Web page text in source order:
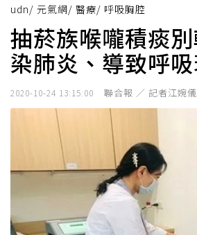
udn/ 元氣網/ 醫療/ 呼吸胸腔
抽菸族喉嚨積痰
染肺炎、導致呼
2020-10-24 13:15:00 聯合報 ／ 記者江婉